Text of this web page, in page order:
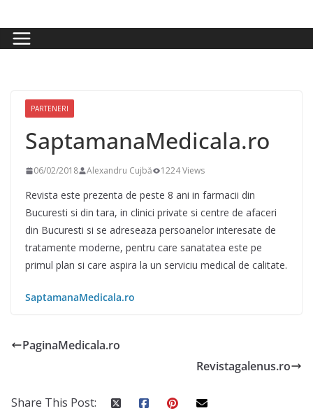
to
content
PARTENERI
SaptamanaMedicala.ro
06/02/2018 Alexandru Cujbă 1224 Views
Revista este prezenta de peste 8 ani in farmacii din
Bucuresti si din tara, in clinici private si centre de afaceri
din Bucuresti si se adreseaza persoanelor interesate de
tratamente moderne, pentru care sanatatea este pe
primul plan si care aspira la un serviciu medical de calitate.
SaptamanaMedicala.ro
PaginaMedicala.ro
Revistagalenus.ro
Share This Post: